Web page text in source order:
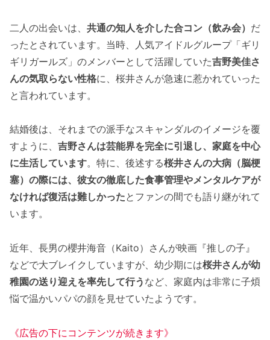
二人の出会いは、 共通の知人を介した合コン（飲み会） だ
ったとされています。当時、人気アイドルグループ「ギリ
ギリガールズ」のメンバーとして活躍していた吉野美佳さ
んの気取らない性格に、桜井さんが急速に惹かれていった
と言われています。
結婚後は、それまでの派手なスキャンダルのイメージを覆
すように、 吉野さんは芸能界を完全に引退し、家庭を中心
に生活しています。特に、後述する桜井さんの大病（脳梗
塞）の際には、彼女の徹底した食事管理やメンタルケアが
なければ復活は難しかったとファンの間でも語り継がれて
います。
近年、長男の櫻井海音（Kaito）さんが映画『推しの子』
などで大ブレイクしていますが、幼少期には桜井さんが幼
稚園の送り迎えを率先して行う など、家庭内は非常に子煩
悩で温かいパパの顔を見せていたようです。
《広告の下にコンテンツが続きます》